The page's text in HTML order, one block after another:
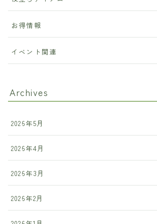
お得情報
イベント関連
Archives
2026年5月
2026年4月
2026年3月
2026年2月